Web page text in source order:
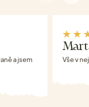
a jsem
Vše v